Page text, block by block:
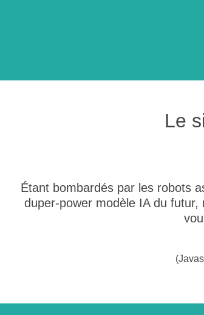
Le
Étant bombardés par les robots
duper-power modèle IA du